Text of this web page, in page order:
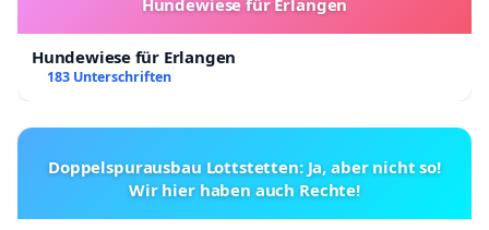
Hundewiese für Erlangen
Hundewiese für Erlangen
183 Unterschriften
Doppelspurausbau Lottstetten: Ja, aber nicht so!
Wir hier haben auch Rechte!